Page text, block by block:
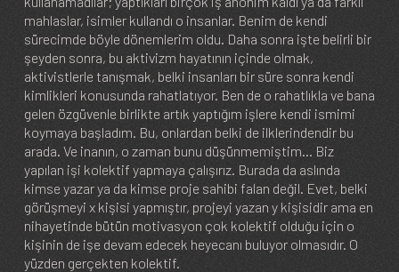
mahlaslar, isimler kullandı o insanlar. Benim de kendi
sürecimde böyle dönemlerim oldu. Daha sonra işte belirli bir
şeyden sonra, bu aktivizm hayatının içinde olmak,
aktivistlerle tanışmak, belki insanları bir süre sonra kendi
kimlikleri konusunda rahatlatıyor. Ben de o rahatlıkla ve bana
gelen özgüvenle birlikte artık yaptığım işlere kendi ismimi
koymaya başladım. Bu, onlardan belki de ilklerindendir bu
arada. Ve inanın, o zaman bunu düşünmemiştim… Biz
yapılan işi kolektif yapmaya çalışırız. Burada da aslında
kimse yazar ya da kimse proje sahibi falan değil. Evet, belki
görüşmeyi x kişisi yapmıştır, projeyi yazan y kişisidir ama en
nihayetinde bütün motivasyon çok kolektif olduğu için o
kişinin de işe devam edecek heyecanı buluyor olmasıdır. O
yüzden gerçekten kolektif.